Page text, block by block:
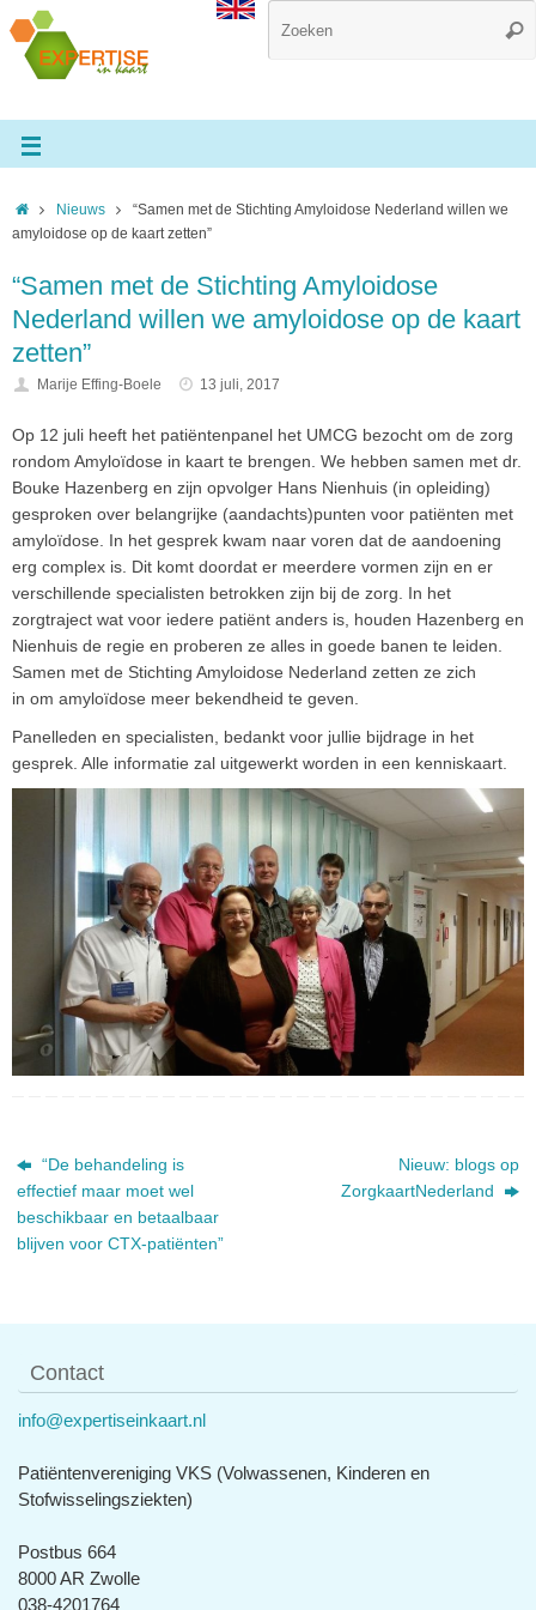
Nieuws
“Samen met de Stichting Amyloidose Nederland willen we
amyloidose op de kaart zetten”
“Samen met de Stichting Amyloidose
Nederland willen we amyloidose op de kaart
zetten”
Marije Effing-Boele 13 juli, 2017
Op 12 juli heeft het patiëntenpanel het UMCG bezocht om de zorg
rondom Amyloïdose in kaart te brengen. We hebben samen met dr.
Bouke Hazenberg en zijn opvolger Hans Nienhuis (in opleiding)
gesproken over belangrijke (aandachts)punten voor patiënten met
amyloïdose. In het gesprek kwam naar voren dat de aandoening
erg complex is. Dit komt doordat er meerdere vormen zijn en er
verschillende specialisten betrokken zijn bij de zorg. In het
zorgtraject wat voor iedere patiënt anders is, houden Hazenberg en
Nienhuis de regie en proberen ze alles in goede banen te leiden.
Samen met de Stichting Amyloidose Nederland zetten ze zich
in om amyloïdose meer bekendheid te geven.
Panelleden en specialisten, bedankt voor jullie bijdrage in het
gesprek. Alle informatie zal uitgewerkt worden in een kenniskaart.
“De behandeling is
effectief maar moet wel
beschikbaar en betaalbaar
blijven voor CTX-patiënten”
Nieuw: blogs op
ZorgkaartNederland
Contact
info@expertiseinkaart.nl
Patiëntenvereniging VKS (Volwassenen, Kinderen en
Stofwisselingsziekten)
Postbus 664
8000 AR Zwolle
038-4201764